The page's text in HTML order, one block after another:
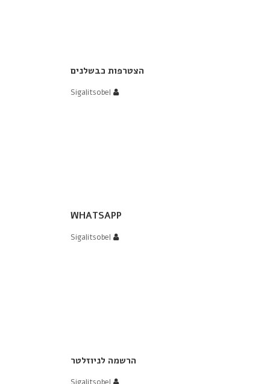
הצטרפות כבשלנים
Sigalitsobel
WHATSAPP
Sigalitsobel
הרשמה לניוזלטר